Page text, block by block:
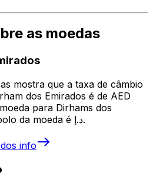
as moedas
mostra que a taxa de câmbio
dos Emirados é de AED
para Dirhams dos
Emirados é AED. O símbolo da moeda é د.إ.
info